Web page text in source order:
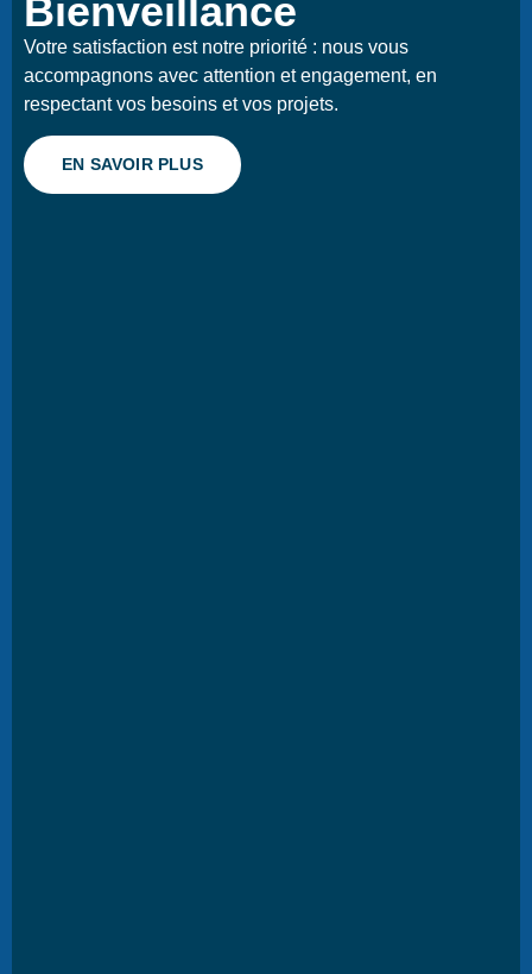
Bienveillance
Votre satisfaction est notre priorité : nous vous
accompagnons avec attention et engagement, en
respectant vos besoins et vos projets.
EN SAVOIR PLUS